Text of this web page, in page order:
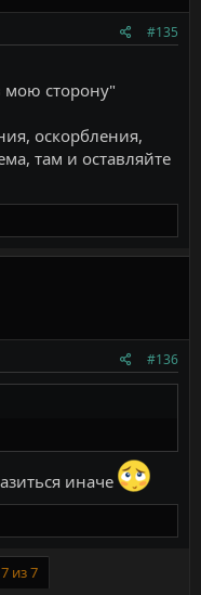
#135
мою сторону"
оскорбления,
там и оставляйте
#136
иначе
7 из 7